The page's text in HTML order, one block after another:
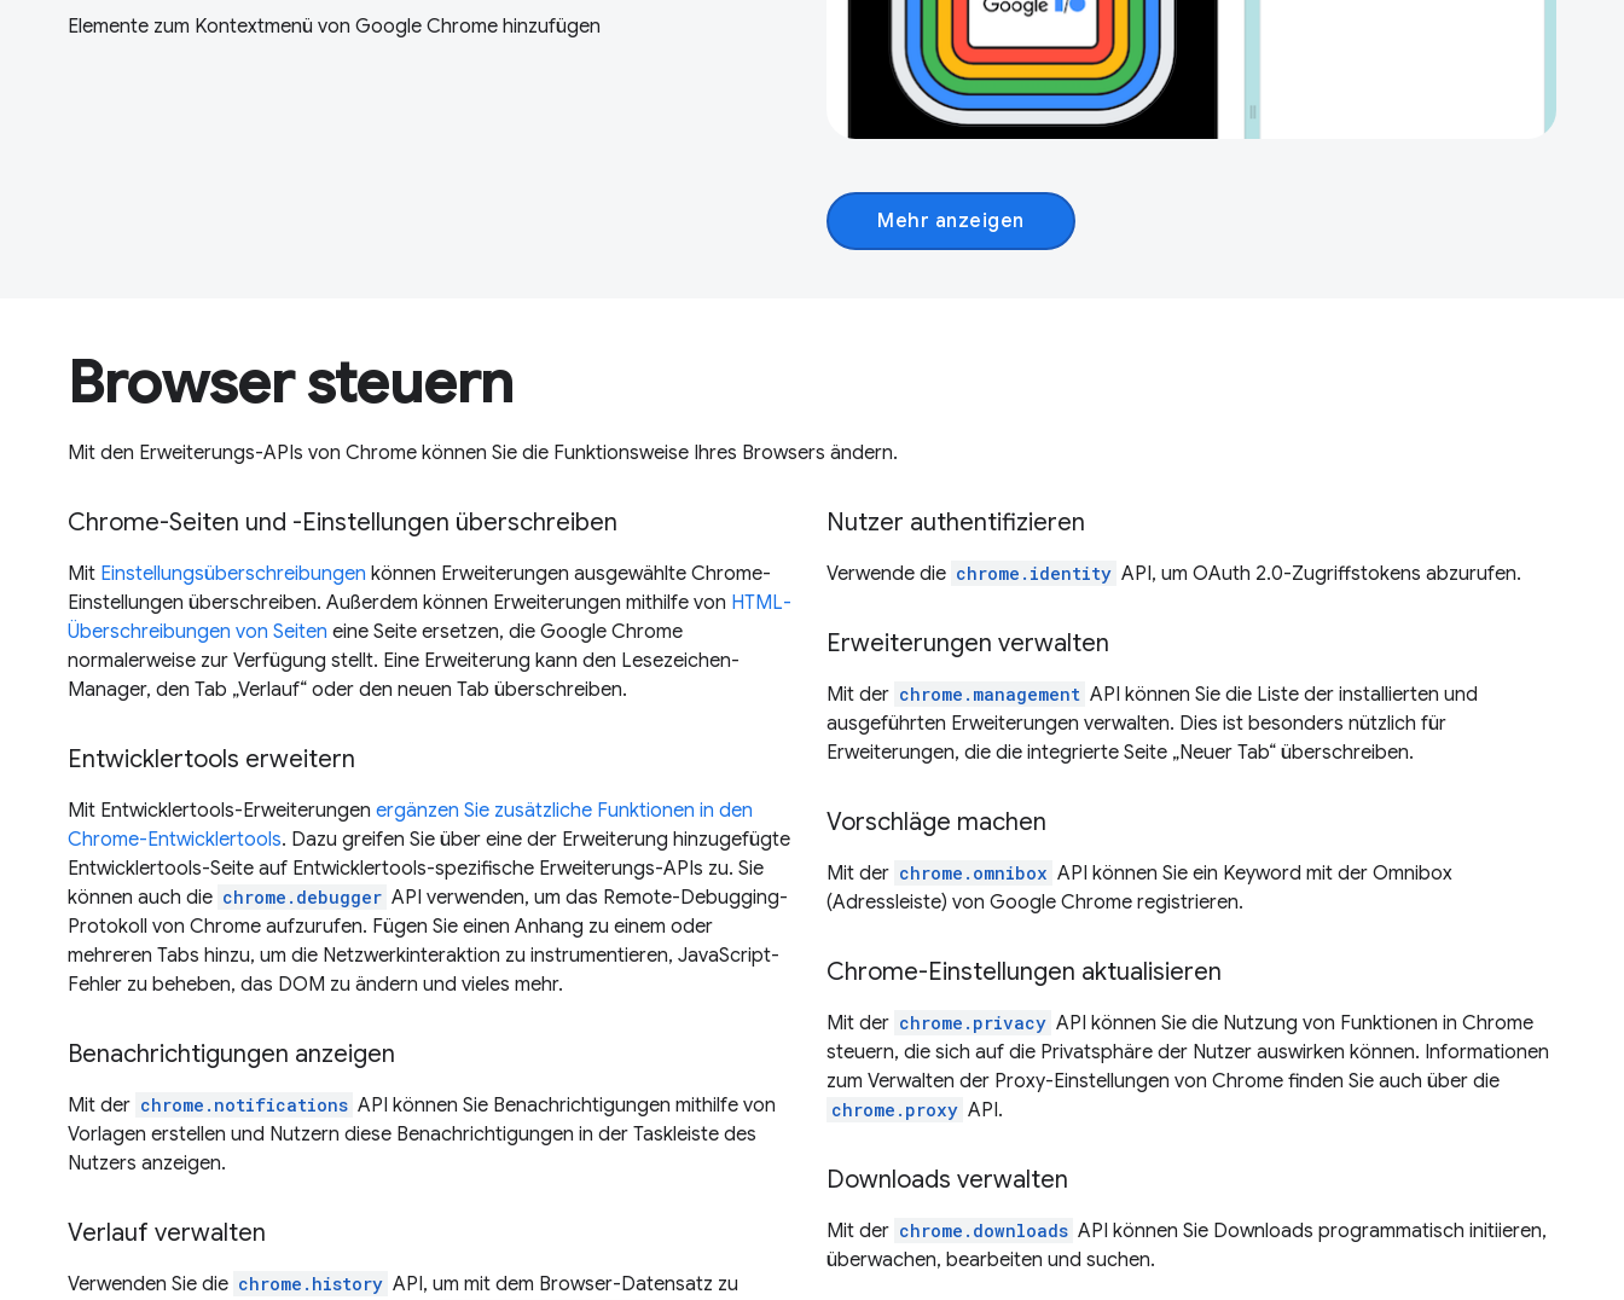
Elemente zum Kontextmenü von Google Chrome hinzufügen
Mehr anzeigen
Browser steuern
Mit den Erweiterungs-APIs von Chrome können Sie die Funktionsweise Ihres Browsers ändern.
Chrome-Seiten und -Einstellungen überschreiben
Mit Einstellungsüberschreibungen können Erweiterungen ausgewählte Chrome-
Einstellungen überschreiben. Außerdem können Erweiterungen mithilfe von HTML-
Überschreibungen von Seiten eine Seite ersetzen, die Google Chrome
normalerweise zur Verfügung stellt. Eine Erweiterung kann den Lesezeichen-
Manager, den Tab „Verlauf“ oder den neuen Tab überschreiben.
Entwicklertools erweitern
Mit Entwicklertools-Erweiterungen ergänzen Sie zusätzliche Funktionen in den
Chrome-Entwicklertools. Dazu greifen Sie über eine der Erweiterung hinzugefügte
Entwicklertools-Seite auf Entwicklertools-spezifische Erweiterungs-APIs zu. Sie
können auch die chrome.debugger API verwenden, um das Remote-Debugging-
Protokoll von Chrome aufzurufen. Fügen Sie einen Anhang zu einem oder
mehreren Tabs hinzu, um die Netzwerkinteraktion zu instrumentieren, JavaScript-
Fehler zu beheben, das DOM zu ändern und vieles mehr.
Benachrichtigungen anzeigen
Mit der chrome.notifications API können Sie Benachrichtigungen mithilfe von
Vorlagen erstellen und Nutzern diese Benachrichtigungen in der Taskleiste des
Nutzers anzeigen.
Verlauf verwalten
Verwenden Sie die chrome.history API, um mit dem Browser-Datensatz zu
Nutzer authentifizieren
Verwende die chrome.identity API, um OAuth 2.0-Zugriffstokens abzurufen.
Erweiterungen verwalten
Mit der chrome.management API können Sie die Liste der installierten und
ausgeführten Erweiterungen verwalten. Dies ist besonders nützlich für
Erweiterungen, die die integrierte Seite „Neuer Tab“ überschreiben.
Vorschläge machen
Mit der chrome.omnibox API können Sie ein Keyword mit der Omnibox
(Adressleiste) von Google Chrome registrieren.
Chrome-Einstellungen aktualisieren
Mit der chrome.privacy API können Sie die Nutzung von Funktionen in Chrome
steuern, die sich auf die Privatsphäre der Nutzer auswirken können. Informationen
zum Verwalten der Proxy-Einstellungen von Chrome finden Sie auch über die
chrome.proxy API.
Downloads verwalten
Mit der chrome.downloads API können Sie Downloads programmatisch initiieren,
überwachen, bearbeiten und suchen.